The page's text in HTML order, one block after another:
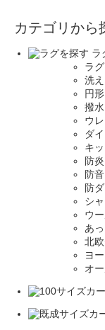
カテゴリから
ラ
ラ
洗
円
撥
ウ
ダ
キ
防
防
防
シ
ウ
あ
北
ヨ
オ